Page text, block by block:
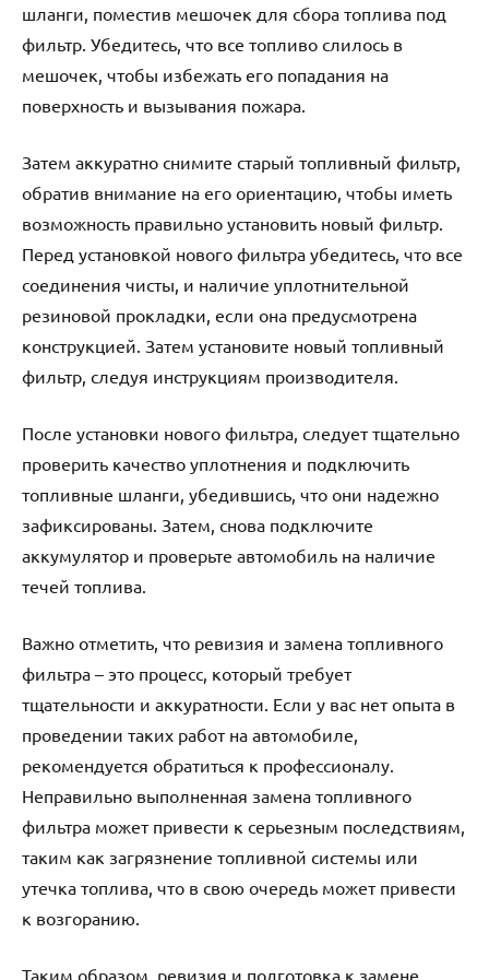
шланги, поместив мешочек для сбора топлива под
фильтр. Убедитесь, что все топливо слилось в
мешочек, чтобы избежать его попадания на
поверхность и вызывания пожара.
Затем аккуратно снимите старый топливный фильтр,
обратив внимание на его ориентацию, чтобы иметь
возможность правильно установить новый фильтр.
Перед установкой нового фильтра убедитесь, что все
соединения чисты, и наличие уплотнительной
резиновой прокладки, если она предусмотрена
конструкцией. Затем установите новый топливный
фильтр, следуя инструкциям производителя.
После установки нового фильтра, следует тщательно
проверить качество уплотнения и подключить
топливные шланги, убедившись, что они надежно
зафиксированы. Затем, снова подключите
аккумулятор и проверьте автомобиль на наличие
течей топлива.
Важно отметить, что ревизия и замена топливного
фильтра – это процесс, который требует
тщательности и аккуратности. Если у вас нет опыта в
проведении таких работ на автомобиле,
рекомендуется обратиться к профессионалу.
Неправильно выполненная замена топливного
фильтра может привести к серьезным последствиям,
таким как загрязнение топливной системы или
утечка топлива, что в свою очередь может привести
к возгоранию.
Таким образом, ревизия и подготовка к замене